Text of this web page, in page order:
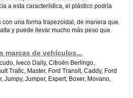
a esta característica, el plástico podría
una forma trapezoidal, de manera que
y puede llevar mucho más peso que
marcas de vehículos...
Iveco Daily, Citroën Berlingo,
Trafic, Master, Ford Transit, Caddy, Ford
Jumpy, Jumper, Expert, Boxer, Movano,